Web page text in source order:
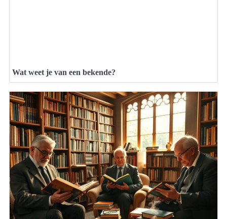
Wat weet je van een bekende?